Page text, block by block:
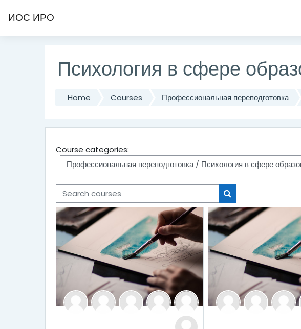
ИОС ИРО
Психология в сфере
Home Courses Профессиональная переподготовка
Course categories:
Search courses
Search courses